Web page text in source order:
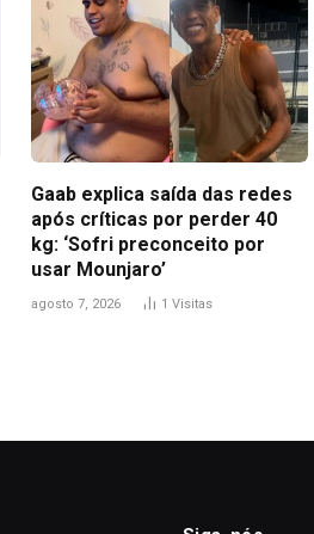
Gaab explica saída das redes
após críticas por perder 40
kg: ‘Sofri preconceito por
usar Mounjaro’
agosto 7, 2026 1 Visitas